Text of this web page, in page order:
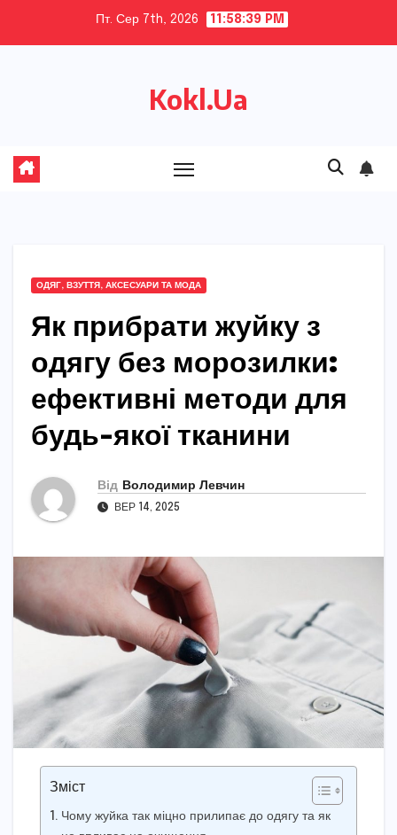
Пт. Сер 7th, 2026 11:58:40 PM
Kokl.Ua
ОДЯГ, ВЗУТТЯ, АКСЕСУАРИ ТА МОДА
Як прибрати жуйку з
одягу без морозилки:
ефективні методи для
будь-якої тканини
Від Володимир Левчин
ВЕР 14, 2025
Зміст
Чому жуйка так міцно прилипає до одягу та як